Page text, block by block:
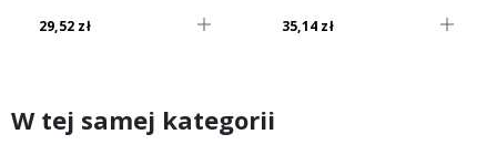
29,52 zł 35,14 zł
W tej samej kategorii